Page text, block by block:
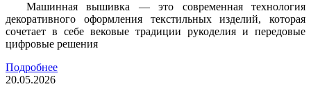
Машинная вышивка — это современная технология
декоративного оформления текстильных изделий, которая
сочетает в себе вековые традиции рукоделия и передовые
цифровые решения
Подробнее
20.05.2026